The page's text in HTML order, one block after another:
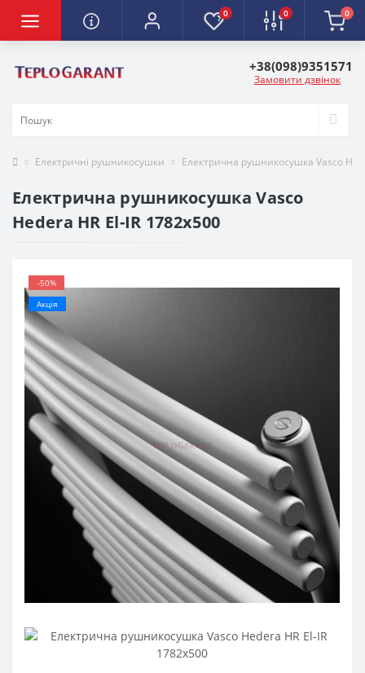
0 0 0
+38(098)9351571
Замовити дзвінок
Електричні рушникосушки Електрична рушникосушка Vasco
Електрична рушникосушка Vasco
Hedera HR El-IR 1782х500
-50%
Акція